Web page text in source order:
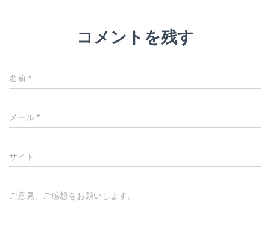
コメントを残す
名前*
メール*
サイト
ご意見、ご感想をお願いします。